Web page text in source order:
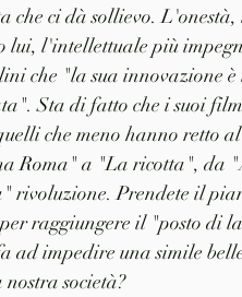
che ci dà sollievo.
lui, l'intellettuale più
che "la sua innovazione
Sta di fatto che i suoi
che meno hanno retto
Roma" a "La ricotta", da
rivoluzione. Prendete il
raggiungere il "posto di
impedire una simile
società?